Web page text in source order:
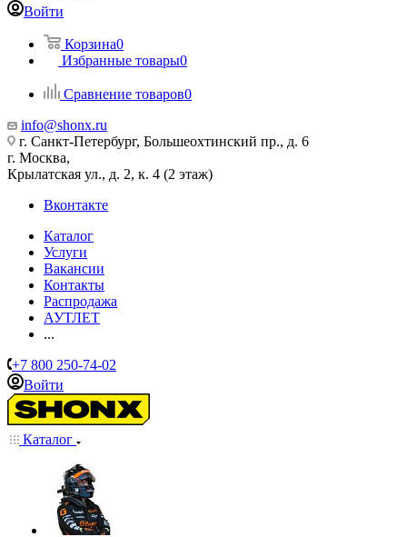
Войти
Корзина0
Избранные товары0
Сравнение товаров0
info@shonx.ru
г. Санкт-Петербург, Большеохтинский пр., д. 6
г. Москва,
Крылатская ул., д. 2, к. 4 (2 этаж)
Вконтакте
Каталог
Услуги
Вакансии
Контакты
Распродажа
АУТЛЕТ
...
+7 800 250-74-02
Войти
Каталог